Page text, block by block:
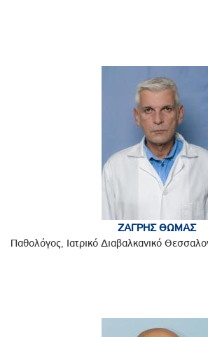
ΖΑΓΡΗΣ ΘΩΜΑΣ
Παθολόγος, Ιατρικό Διαβαλκανικό